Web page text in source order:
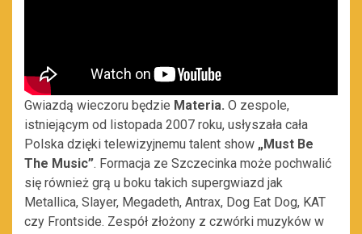
Gwiazdą wieczoru będzie Materia. O zespole,
istniejącym od listopada 2007 roku, usłyszała cała
Polska dzięki telewizyjnemu talent show „Must Be
The Music”. Formacja ze Szczecinka może pochwalić
się również grą u boku takich supergwiazd jak
Metallica, Slayer, Megadeth, Antrax, Dog Eat Dog, KAT
czy Frontside. Zespół złożony z czwórki muzyków w